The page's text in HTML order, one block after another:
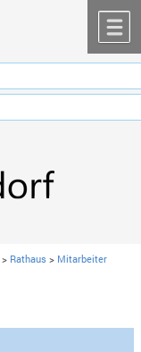
> Rathaus > Mitarbeiter